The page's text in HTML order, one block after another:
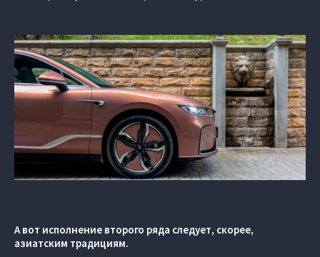
А вот исполнение второго ряда следует, скорее,
азиатским традициям.